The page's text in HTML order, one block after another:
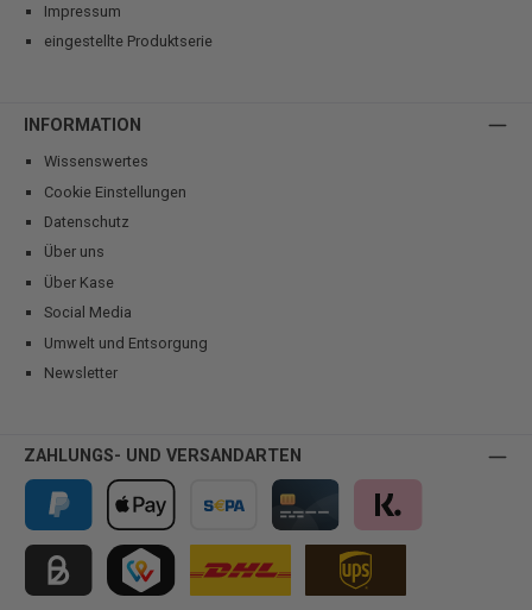
Impressum
eingestellte Produktserie
INFORMATION
Wissenswertes
Cookie Einstellungen
Datenschutz
Über uns
Über Kase
Social Media
Umwelt und Entsorgung
Newsletter
ZAHLUNGS- UND VERSANDARTEN
PayPal Apple Pay Vorkasse Kreditkarte Klarna